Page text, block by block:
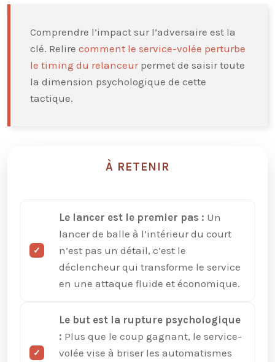
Comprendre l’impact sur l’adversaire est la
clé. Relire comment le service-volée perturbe
le timing du relanceurpermet de saisir toute
la dimension psychologique de cette
tactique.
À RETENIR
Le lancer est le premier pas : Un
lancer de balle à l’intérieur du court
n’est pas un détail, c’est le
déclencheur qui transforme le service
en une attaque fluide et économique.
Le but est la rupture psychologique
: Plus que le coup gagnant, le service-
volée vise à briser les automatismes